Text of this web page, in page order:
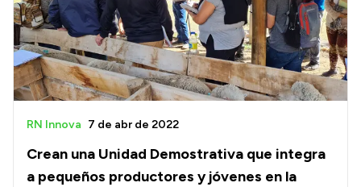
Crean una Unidad Demostrativa que integra
a pequeños productores y jóvenes en la
RN Innova 7 de abr de 2022